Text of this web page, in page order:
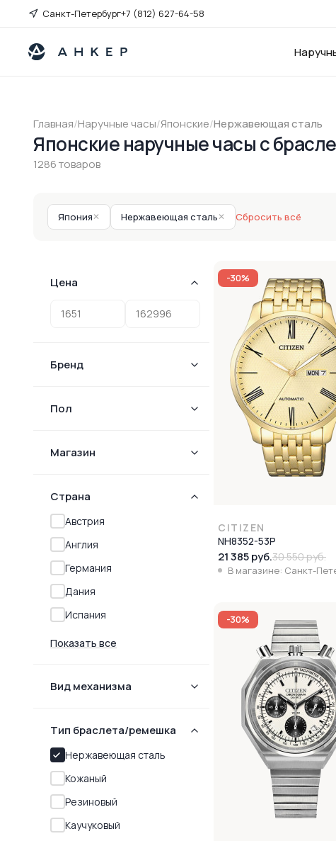
Санкт-Петербург+7 (812) 627-64-58
Главная/Наручные часы/Японские/Нержавеющая сталь
Японские наручные часы c
1286 товаров
Япония✕ Нержавеющая сталь✕ Сбросить всё
Цена
Бренд
Пол
Магазин
Страна
Австрия
Англия
Германия
Дания
Испания
Показать все
Вид механизма
Тип браслета/ремешка
Нержавеющая сталь
Кожаный
Резиновый
Каучуковый
-30%
CITIZEN
NH8352-53P
21 385 руб.30 550 руб.
В магазине: Санкт-
-30%